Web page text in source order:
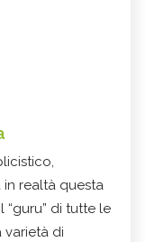
in realtà questa
di tutte le
varietà di